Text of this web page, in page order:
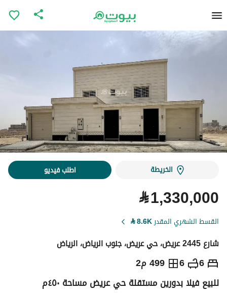
الخريطة اطلب فيديو
⃁1,330,000
القسط الشهري المقدر8.6K
⃁
شارع 2445 عريض، حي عريض، جنوب الرياض، الرياض
6
6 499 م2 ⃁
1,330,000
التفاصيل معلومات ترخيص الإعلان حاسبة التمويل للبيع فيلا بدورين مستقلة حي عريض مساحة ٤٥٠م